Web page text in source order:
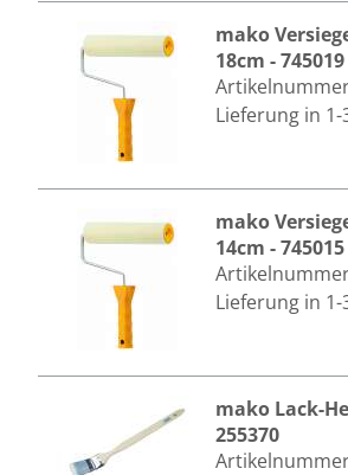
mako
18cm - 745019
Lieferung in 1-
mako
14cm - 745015
Lieferung in 1-
mako Lack-
255370